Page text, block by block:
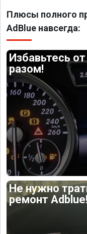
Плюсы полного
AdBlue навсегда:
Избавьтесь
разом!
Не нужно
ремонт